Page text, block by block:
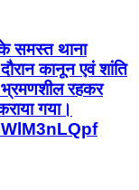
समस्त थाना
दौरान कानून एवं शांति
रहकर
गया।